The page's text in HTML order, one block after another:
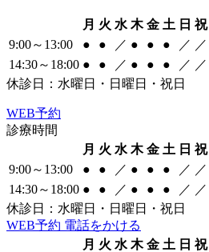
月 火 水 木 金 土 日 祝
9:00～13:00
● ● ／ ● ● ● ／ ／
14:30～18:00 ● ● ／ ● ● ● ／ ／
休診日：水曜日・日曜日・祝日
WEB予約
診療時間
月 火 水 木 金 土 日 祝
9:00～13:00
● ● ／ ● ● ● ／ ／
14:30～18:00 ● ● ／ ● ● ● ／ ／
休診日：水曜日・日曜日・祝日
WEB予約 電話をかける
月 火 水 木 金 土 日 祝